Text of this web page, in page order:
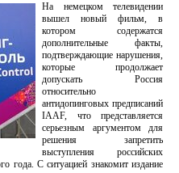
На немецком телевидении
вышел новый фильм, в
котором содержатся
дополнительные факты,
подтверждающие нарушения,
которые продолжает
допускать Россия
относительно
антидопинговых предписаний
IAAF, что представляется
серьезным аргументом для
решения запретить
выступления российских
года. С ситуацией знакомит издание